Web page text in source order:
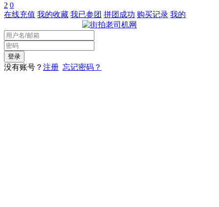
2 0
在线充值 我的收藏 我已参团 拼团成功 购买记录 我的
没有账号？ 注册 忘记密码？